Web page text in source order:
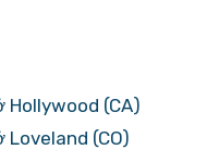
Hollywood (CA)
(CO)